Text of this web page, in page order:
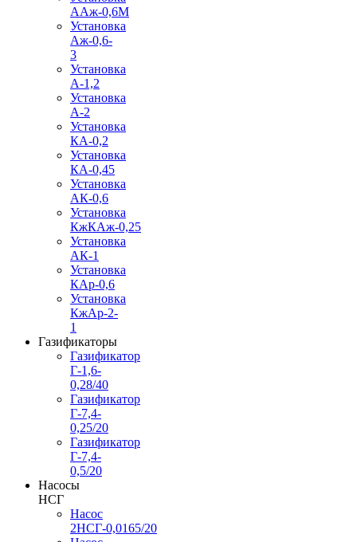
ААж-0,6М
Установка
Аж-0,6-
3
Установка
А-1,2
Установка
А-2
Установка
КА-0,2
Установка
КА-0,45
Установка
АК-0,6
Установка
КжКАж-0,25
Установка
АК-1
Установка
КАр-0,6
Установка
КжАр-2-
1
Газификаторы
Газификатор
Г-1,6-
0,28/40
Газификатор
Г-7,4-
0,25/20
Газификатор
Г-7,4-
0,5/20
Насосы
НСГ
Насос
2НСГ-0,0165/20